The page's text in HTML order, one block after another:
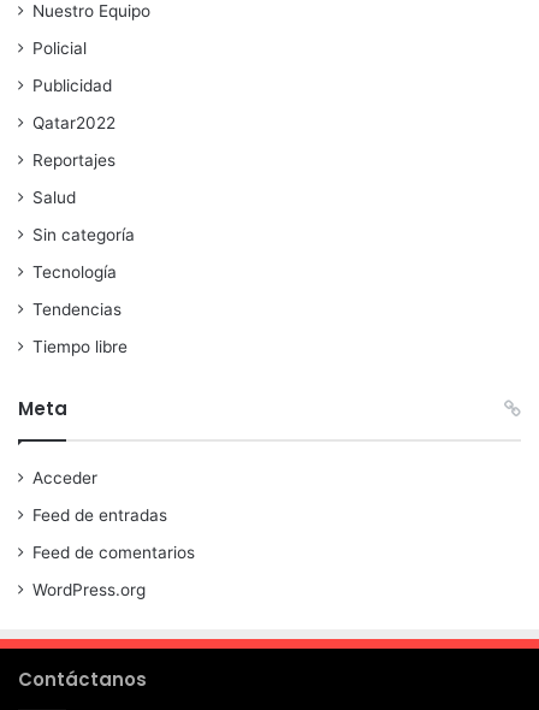
Nuestro Equipo
Policial
Publicidad
Qatar2022
Reportajes
Salud
Sin categoría
Tecnología
Tendencias
Tiempo libre
Meta
Acceder
Feed de entradas
Feed de comentarios
WordPress.org
Contáctanos